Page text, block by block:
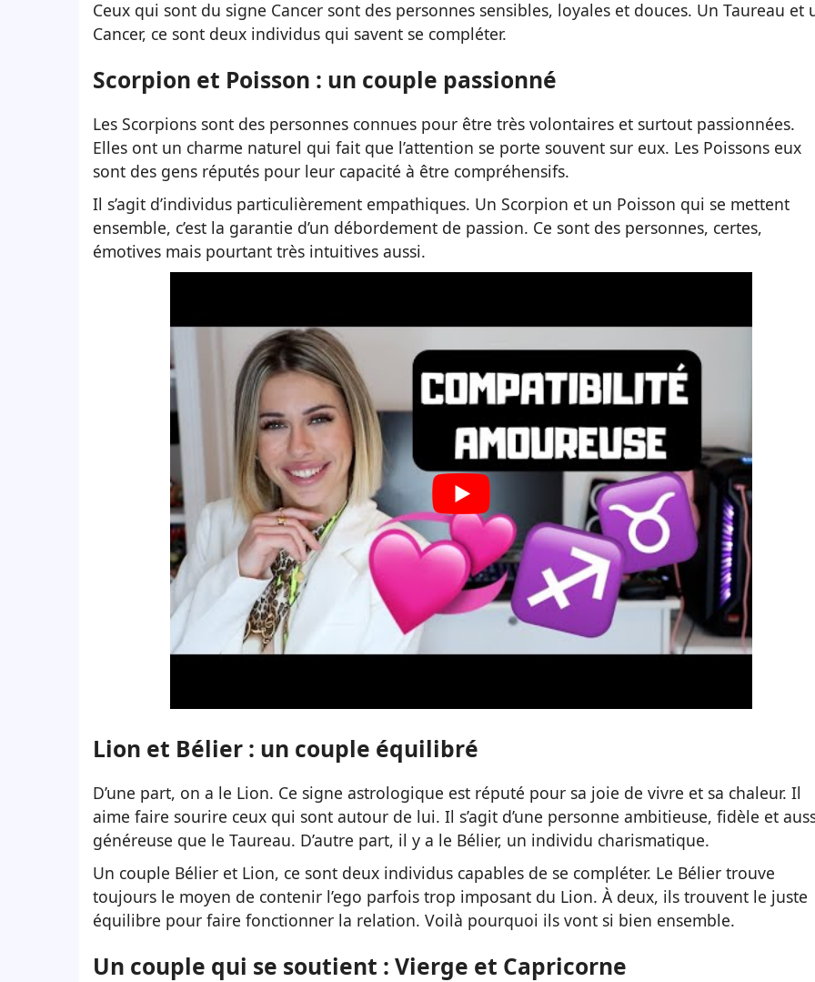
Ceux qui sont du signe Cancer sont des personnes sensibles, loyales et douces. Un Taureau et
Cancer, ce sont deux individus qui savent se compléter.
Scorpion et Poisson : un couple passionné
Les Scorpions sont des personnes connues pour être très volontaires et surtout passionnées.
Elles ont un charme naturel qui fait que l’attention se porte souvent sur eux. Les Poissons eux
sont des gens réputés pour leur capacité à être compréhensifs.
Il s’agit d’individus particulièrement empathiques. Un Scorpion et un Poisson qui se mettent
ensemble, c’est la garantie d’un débordement de passion. Ce sont des personnes, certes,
émotives mais pourtant très intuitives aussi.
Lion et Bélier : un couple équilibré
D’une part, on a le Lion. Ce signe astrologique est réputé pour sa joie de vivre et sa chaleur. Il
aime faire sourire ceux qui sont autour de lui. Il s’agit d’une personne ambitieuse, fidèle et
généreuse que le Taureau. D’autre part, il y a le Bélier, un individu charismatique.
Un couple Bélier et Lion, ce sont deux individus capables de se compléter. Le Bélier trouve
toujours le moyen de contenir l’ego parfois trop imposant du Lion. À deux, ils trouvent le juste
équilibre pour faire fonctionner la relation. Voilà pourquoi ils vont si bien ensemble.
Un couple qui se soutient : Vierge et Capricorne